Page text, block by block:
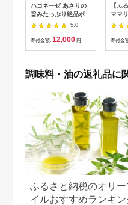
ハコネーゼ あさりの
旨みたっぷり絶品ボン
ゴレビアンコ 12個 【
パスタソース 】
5.0
寄付金額: 12,000 円
【ふ
ママ
とド
寄付金
調味料・油の返礼品に
ふるさと納税のオリー
イルおすすめランキン